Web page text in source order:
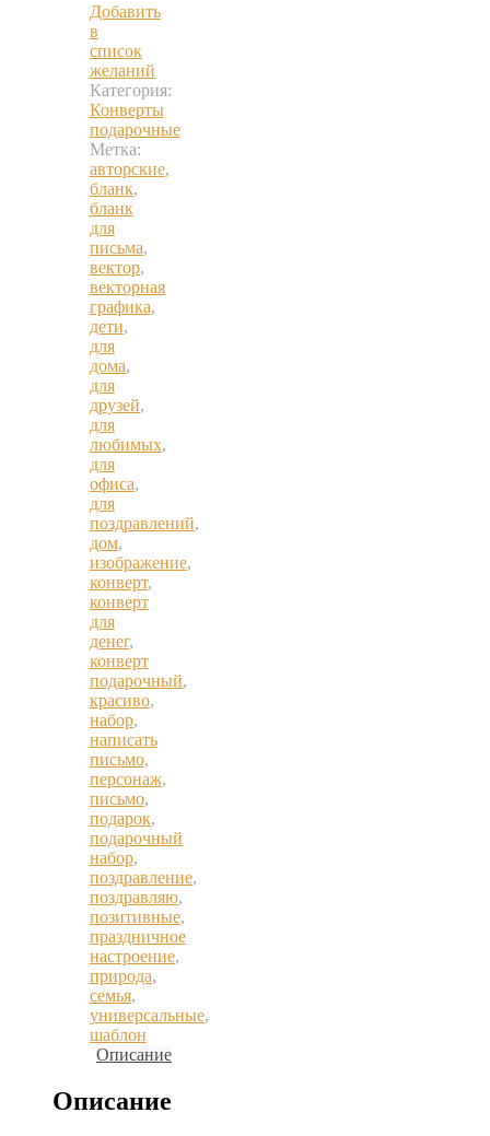
Добавить
в
список
желаний
Категория:
Конверты
подарочные
Метка:
авторские,
бланк,
бланк
для
письма,
вектор,
векторная
графика,
дети,
для
дома,
для
друзей,
для
любимых,
для
офиса,
для
поздравлений,
дом,
изображение,
конверт,
конверт
для
денег,
конверт
подарочный,
красиво,
набор,
написать
письмо,
персонаж,
письмо,
подарок,
подарочный
набор,
поздравление,
поздравляю,
позитивные,
праздничное
настроение,
природа,
семья,
универсальные,
шаблон
Описание
Описание